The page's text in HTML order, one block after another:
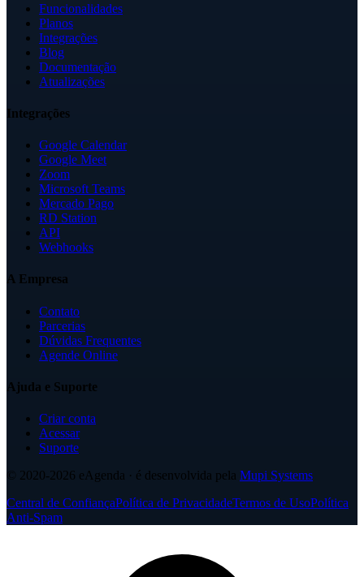
Funcionalidades
Planos
Integrações
Blog
Documentação
Atualizações
Integrações
Google Calendar
Google Meet
Zoom
Microsoft Teams
Mercado Pago
RD Station
API
Webhooks
A Empresa
Contato
Parcerias
Dúvidas Frequentes
Agende Online
Ajuda e Suporte
Criar conta
Acessar
Suporte
© 2020-2026 eAgenda · é desenvolvida pela Mupi Systems
Central de ConfiançaPolítica de PrivacidadeTermos de UsoPolítica
Anti-Spam